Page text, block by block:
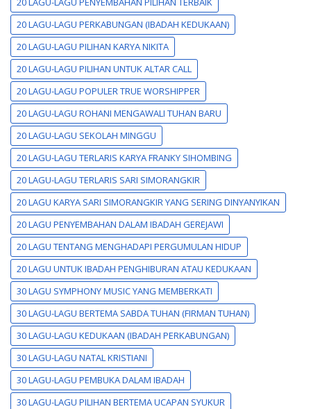
20 LAGU-LAGU PERKABUNGAN (IBADAH KEDUKAAN)
20 LAGU-LAGU PILIHAN KARYA NIKITA
20 LAGU-LAGU PILIHAN UNTUK ALTAR CALL
20 LAGU-LAGU POPULER TRUE WORSHIPPER
20 LAGU-LAGU ROHANI MENGAWALI TUHAN BARU
20 LAGU-LAGU SEKOLAH MINGGU
20 LAGU-LAGU TERLARIS KARYA FRANKY SIHOMBING
20 LAGU-LAGU TERLARIS SARI SIMORANGKIR
20 LAGU KARYA SARI SIMORANGKIR YANG SERING DINYANYIKAN
20 LAGU PENYEMBAHAN DALAM IBADAH GEREJAWI
20 LAGU TENTANG MENGHADAPI PERGUMULAN HIDUP
20 LAGU UNTUK IBADAH PENGHIBURAN ATAU KEDUKAAN
30 LAGU SYMPHONY MUSIC YANG MEMBERKATI
30 LAGU-LAGU BERTEMA SABDA TUHAN (FIRMAN TUHAN)
30 LAGU-LAGU KEDUKAAN (IBADAH PERKABUNGAN)
30 LAGU-LAGU NATAL KRISTIANI
30 LAGU-LAGU PEMBUKA DALAM IBADAH
30 LAGU-LAGU PILIHAN BERTEMA UCAPAN SYUKUR